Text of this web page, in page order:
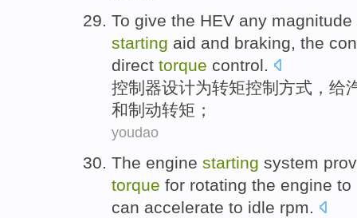
To give the HEV any magnitude
starting aid and braking, the
direct torque control.
控制器设计为转矩控制方式， 给
和制动转矩；
youdao
The engine starting system
torque for rotating the engine
can accelerate to idle rpm.